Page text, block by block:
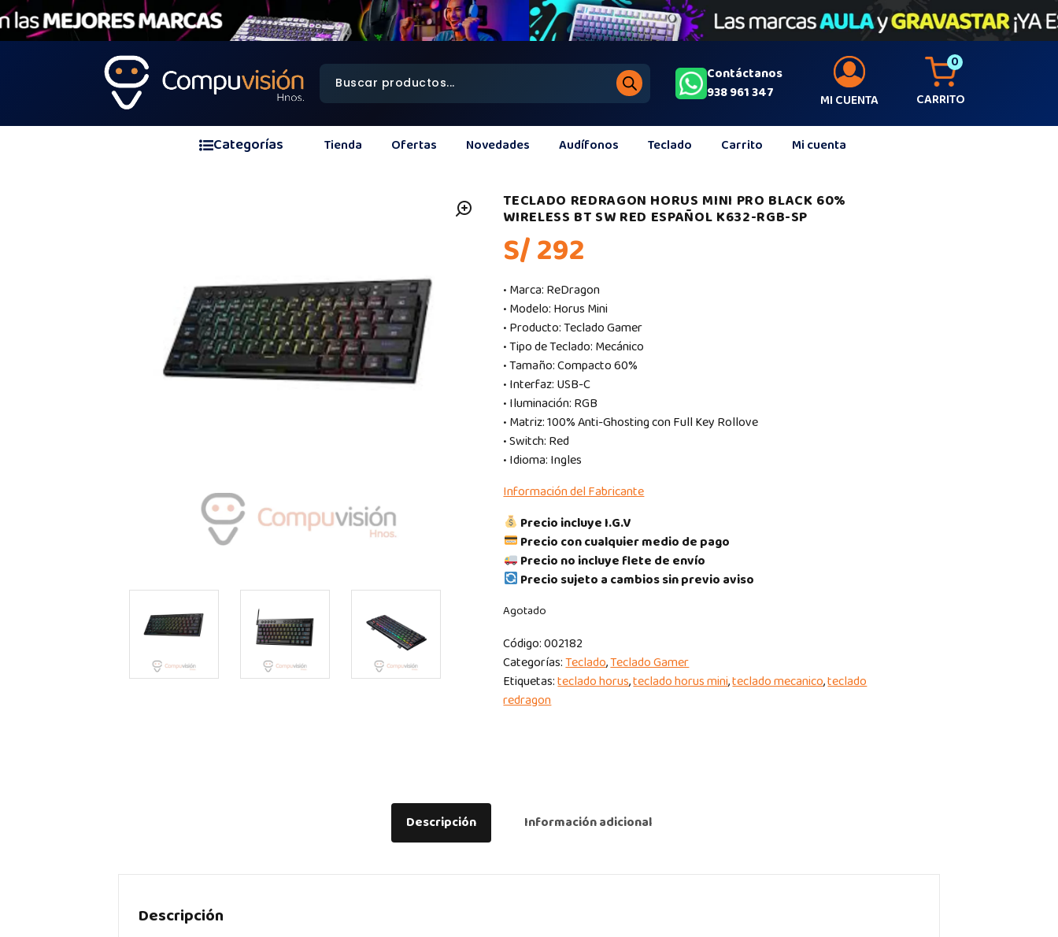
Contáctanos
938 961 347
MI CUENTA
0
CARRITO
Categorías Tienda Ofertas Novedades Audífonos Teclado Carrito Mi cuenta
TECLADO REDRAGON HORUS MINI PRO BLACK 60%
WIRELESS BT SW RED ESPAÑOL K632-RGB-SP
S/ 292
• Marca: ReDragon
• Modelo: Horus Mini
• Producto: Teclado Gamer
• Tipo de Teclado: Mecánico
• Tamaño: Compacto 60%
• Interfaz: USB-C
• Iluminación: RGB
• Matriz: 100% Anti-Ghosting con Full Key Rollove
• Switch: Red
• Idioma: Ingles
Información del Fabricante
Precio incluye I.G.V
Precio con cualquier medio de pago
Precio no incluye flete de envío
Precio sujeto a cambios sin previo aviso
Agotado
Código:002182
Categorías:Teclado,Teclado Gamer
Etiquetas:teclado horus,teclado horus mini,teclado mecanico,teclado
redragon
Descripción Información adicional
Descripción